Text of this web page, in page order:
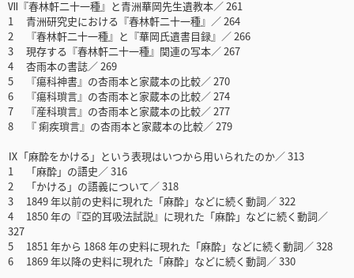
Ⅶ『春林軒二十一種』と青洲華岡先生遺教本／ 261
1 青洲研究史における『春林軒二十一種』／ 264
2 『春林軒二十一種』と『華岡氏遺書目録』／ 266
3 現存する『春林軒二十一種』関連の写本／ 267
4 杏雨本の書誌／ 269
5 『瘍科神書』の杏雨本と家蔵本の比較／ 270
6 『瘍科瑣言』の杏雨本と家蔵本の比較／ 274
7 『産科瑣言』の杏雨本と家蔵本の比較／ 277
8 『 痢疾瑣言』の杏雨本と家蔵本の比較／ 279
Ⅸ「麻酔をかける」という表現はいつから用いられたのか／ 313
1 「麻酔」の語史／ 316
2 「かける」の語義について／ 318
3 1849 年以前の史料に現れた「麻酔」などに続く動詞／ 322
4 1850 年の『亞的耳吸法試説』に現れた「麻酔」などに続く動詞／
327
5 1851 年から 1868 年の史料に現れた「麻酔」などに続く動詞／ 328
6 1869 年以降の史料に現れた「麻酔」などに続く動詞／ 330